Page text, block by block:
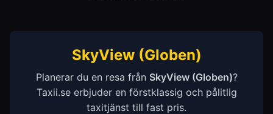
SkyView (Globen)
Planerar du en resa från SkyView (Globen)?
Taxii.se erbjuder en förstklassig och pålitlig
taxitjänst till fast pris.